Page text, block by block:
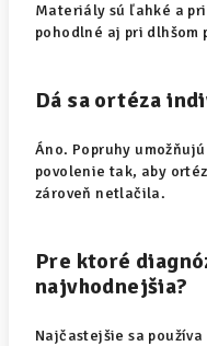
Materiály sú ľahké a
pohodlné aj pri dlhšom
Dá sa ortéza
Áno. Popruhy
povolenie tak, aby
zároveň netlačila.
Pre ktoré
najvhodnejšia?
Najčastejšie sa